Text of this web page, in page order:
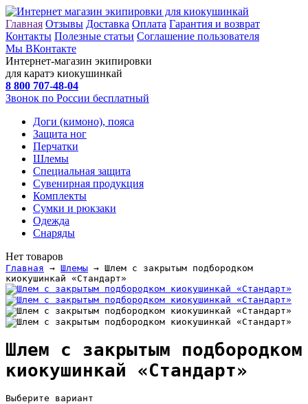
Главная Отзывы Доставка Оплата Гарантия и возврат
Контакты Полезные статьи Соглашение пользователя
Мы ВКонтакте
Интернет-магазин экипировки
для каратэ киокушинкай
8 800 707-48-04
Звонок по России бесплатный
Доги (кимоно), пояса
Защита ног
Перчатки
Шлемы
Специальная защита
Сувенирная продукция
Комплекты
Сумки и рюкзаки
Одежда
Снаряды
Нет товаров
Главная → Шлемы → Шлем с закрытым подбородком
киокушинкай «Стандарт»
Шлем с закрытым подбородком
киокушинкай «Стандарт»
Выберите вариант